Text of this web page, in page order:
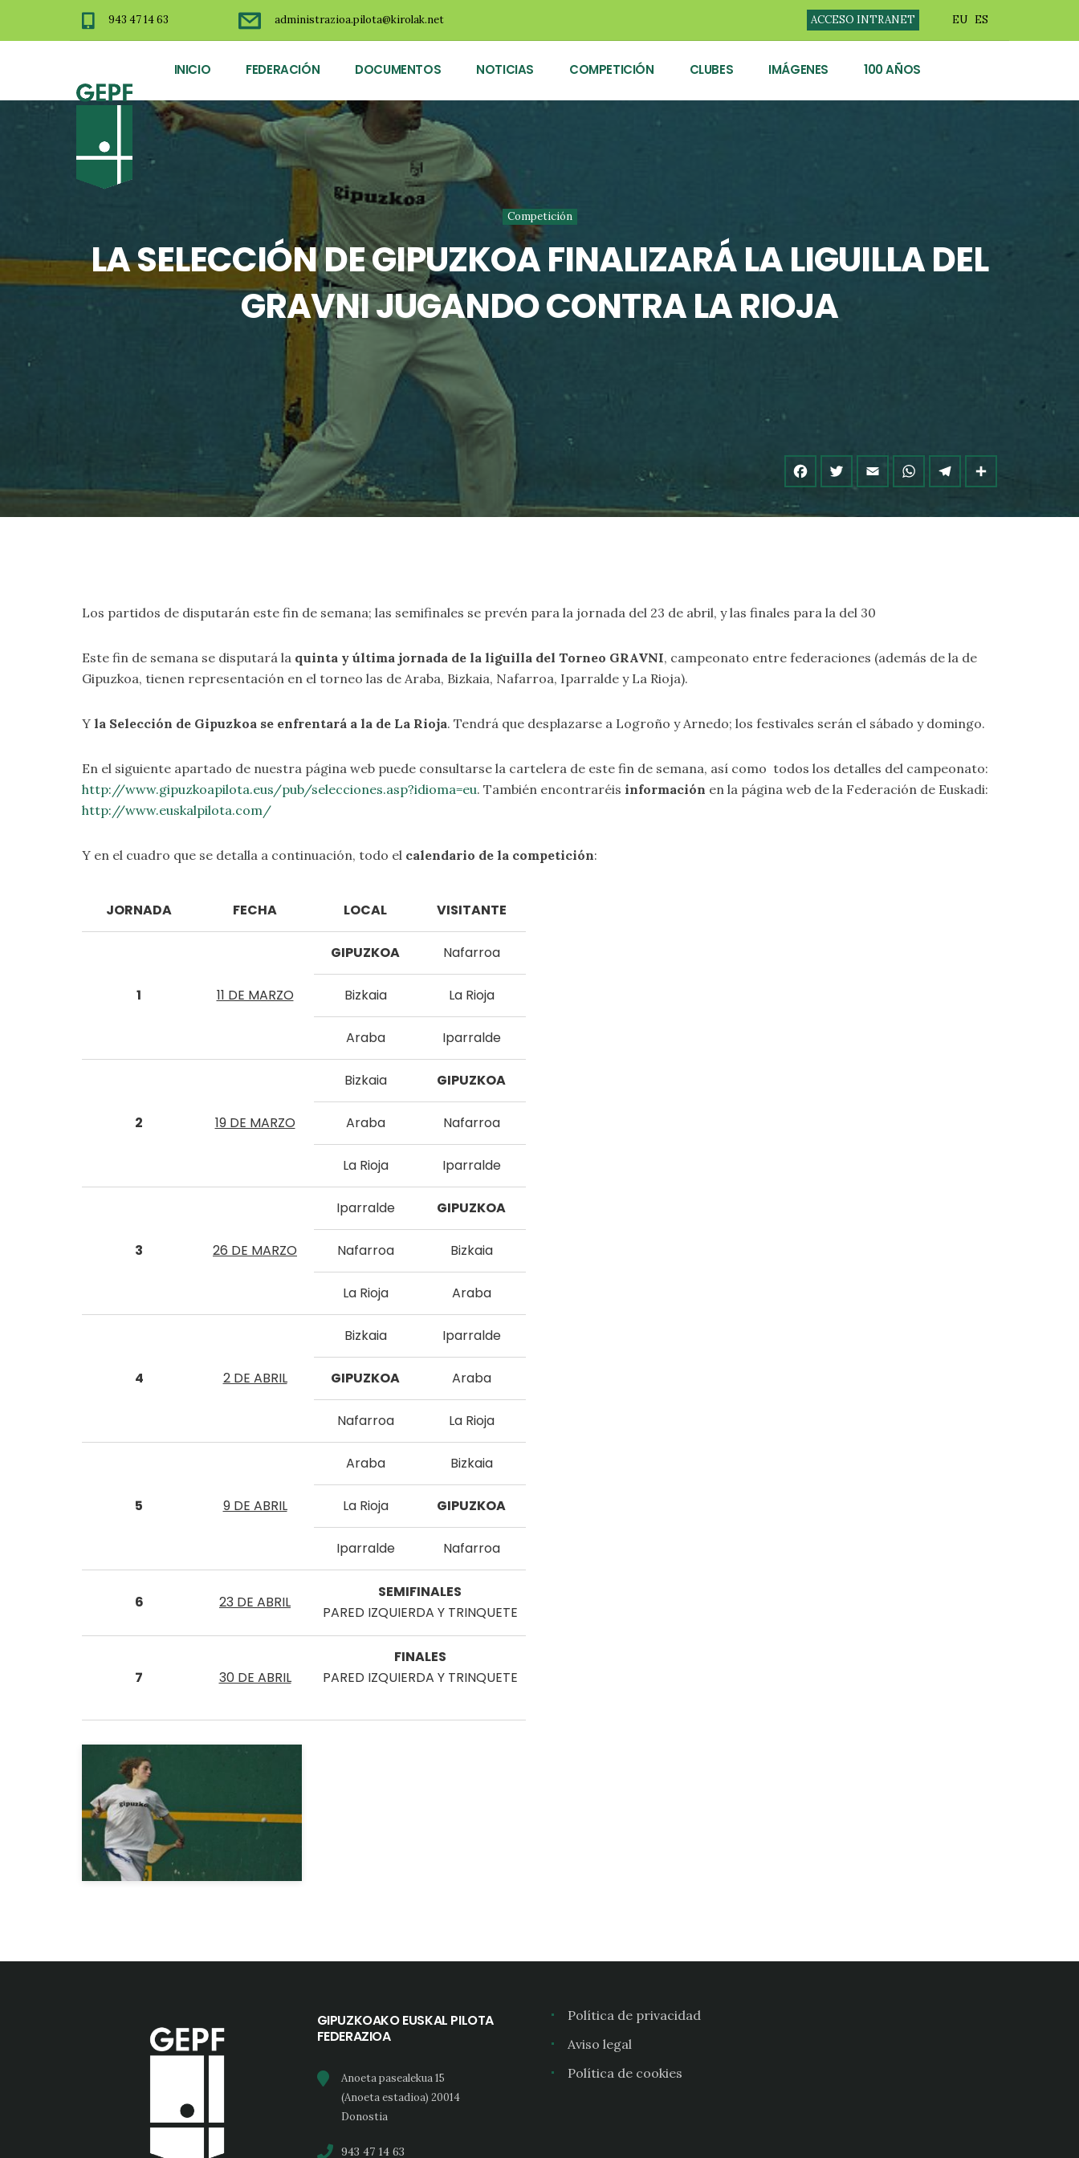
943 47 14 63 administrazioa.pilota@kirolak.net ACCESO INTRANET EU ES
INICIO FEDERACIÓN DOCUMENTOS NOTICIAS COMPETICIÓN CLUBES IMÁGENES 100 AÑOS
Competición
LA SELECCIÓN DE GIPUZKOA FINALIZARÁ LA LIGUILLA DEL
GRAVNI JUGANDO CONTRA LA RIOJA
Los partidos de disputarán este fin de semana; las semifinales se prevén para la jornada del 23 de abril, y las finales para la del 30
Este fin de semana se disputará la quinta y última jornada de la liguilla del Torneo GRAVNI, campeonato entre federaciones (además de la de
Gipuzkoa, tienen representación en el torneo las de Araba, Bizkaia, Nafarroa, Iparralde y La Rioja).
Y la Selección de Gipuzkoa se enfrentará a la de La Rioja. Tendrá que desplazarse a Logroño y Arnedo; los festivales serán el sábado y domingo.
En el siguiente apartado de nuestra página web puede consultarse la cartelera de este fin de semana, así como todos los detalles del campeonato:
http://www.gipuzkoapilota.eus/pub/selecciones.asp?idioma=eu. También encontraréis información en la página web de la Federación de Euskadi:
http://www.euskalpilota.com/
Y en el cuadro que se detalla a continuación, todo el calendario de la competición:
JORNADA FECHA LOCAL VISITANTE
1 11 DE MARZO
GIPUZKOA Nafarroa
Bizkaia La Rioja
Araba Iparralde
2 19 DE MARZO
Bizkaia GIPUZKOA
Araba Nafarroa
La Rioja Iparralde
3 26 DE MARZO
Iparralde GIPUZKOA
Nafarroa Bizkaia
La Rioja Araba
4 2 DE ABRIL
Bizkaia Iparralde
GIPUZKOA Araba
Nafarroa La Rioja
5 9 DE ABRIL
Araba Bizkaia
La Rioja GIPUZKOA
Iparralde Nafarroa
6 23 DE ABRIL
SEMIFINALES
PARED IZQUIERDA Y TRINQUETE
7 30 DE ABRIL
FINALES
PARED IZQUIERDA Y TRINQUETE
GIPUZKOAKO EUSKAL PILOTA
FEDERAZIOA
Anoeta pasealekua 15
(Anoeta estadioa) 20014
Donostia
943 47 14 63
Política de privacidad
Aviso legal
Política de cookies